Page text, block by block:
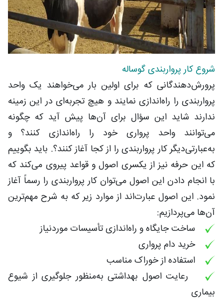
شروع کار پرواربندی گوساله
پرورش‌دهندگانی که برای اولین بار می‌خواهند یک واحد
پرواربندی را راه‌اندازی نمایند و هیچ تجربه‌ای در این زمینه
ندارند شاید این سؤال برای آن‌ها پیش آید که چگونه
می‌توانند واحد پرواری خود را راه‌اندازی کنند؟ و
به‌عبارتی‌دیگر کار پرواربندی را از کجا آغاز کنند؟. باید بگوییم
که این حرفه نیز از یکسری اصول و قواعد پیروی می‌کند که
با انجام دادن این اصول می‌توان کار پرواربندی را رسماً آغاز
نمود. این اصول عبارت‌اند از موارد زیر که به شرح مهم‌ترین
آن‌ها می‌پردازیم:
ساخت جایگاه و راه‌اندازی تأسیسات موردنیاز
خرید دام پرواری
استفاده از خوراک مناسب
رعایت اصول بهداشتی به‌منظور جلوگیری از شیوع
بیماری